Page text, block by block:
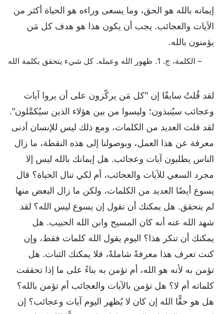
إيمانه بالله هو الحق، وما يسعى وراءه هو الحياة أكثر من
الآيات والعجائب. يجب أن يكون هذا هو هدف كل مَن
يؤمنون بالله.
– الكلمة، ج. 1. ظهور الله وعمله. كل شيء يتحقق بكلمة الله
لقد قُلتُ سابقًا إن "كل مَن يركّزون على أن يروا آيات
وعجائب سيُنبذون؛ وليسوا من بين هؤلاء الذين سيُكمَّلون".
لقد قلت العديد من الكلمات، ومع ذلك ليس للإنسان أدنى
معرفة عن هذا العمل، وبوصولنا إلى هذه النقطة، ما زال
الناس يطلبون آيات وعجائب. هل إيمانك بالله ليس إلا
مجرد السعي للآيات والعجائب، أم لكي تنال الحياة؟ قال
يسوع أيضًا العديد من الكلمات، ولكن ما زال البعض منها
لم يتحقق. هل يمكنك أن تقول إن يسوع ليس الله؟ لقد
شهد الله عنه أنه كان المسيح وابن الله الحبيب. هل
يمكنك أن تنكر هذا؟ اليوم يقول الله كلمات فقط، وإن
كنت تعرف هذا معرفةً شاملةً، فلا يمكنك الثبات. هل
تؤمن به لأنه هو الله، أم تؤمن به بناءً على ما إذا تحققت
كلماته أم لا؟ هل تؤمن بالآيات والعجائب أم تؤمن بالله؟
هل هو حقًّا الله إن كان لا يُظهر اليوم آيات وعجائب؟ إن